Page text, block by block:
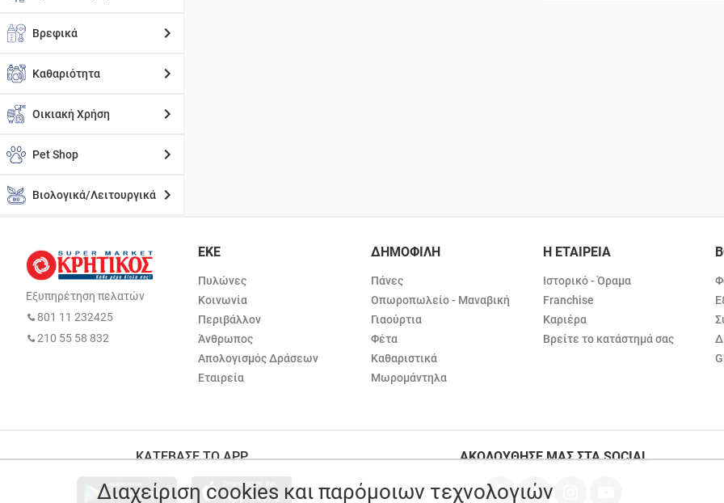
Βρεφικά
Καθαριότητα
Οικιακή Χρήση
Pet Shop
Βιολογικά/Λειτουργικά
Εξυπηρέτηση πελατών
801 11 232425
210 55 58 832
ΕΚΕ
Πυλώνες
Κοινωνία
Περιβάλλον
Άνθρωπος
Απολογισμός Δράσεων
Εταιρεία
ΔΗΜΟΦΙΛΗ
Πάνες
Οπωροπωλείο - Μαναβική
Γιαούρτια
Φέτα
Καθαριστικά
Μωρομάντηλα
Η ΕΤΑΙΡΕΙΑ
Ιστορικό - Όραμα
Franchise
Καριέρα
Βρείτε το κατάστημά σας
ΚΑΤΕΒΑΣΕ ΤΟ APP ΑΚΟΛΟΥΘΗΣΕ ΜΑΣ ΣΤΑ SOCIAL
Διαχείριση cookies και παρόμοιων τεχνολογιών